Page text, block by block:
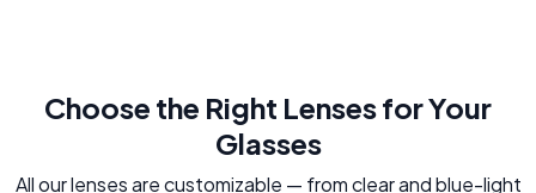
Choose the Right Lenses for Your
Glasses
All our lenses are customizable — from clear and blue-light